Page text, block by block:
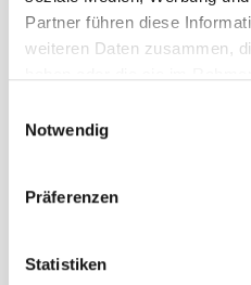
Partner führen diese
weiteren Daten zusammen,
Notwendig
Präferenzen
Statistiken
Gemeindefahne Chur
und Wappen exakt den offiziellen
Gemeindefahnen